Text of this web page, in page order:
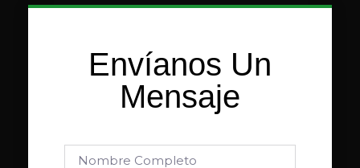
Envíanos Un
Mensaje